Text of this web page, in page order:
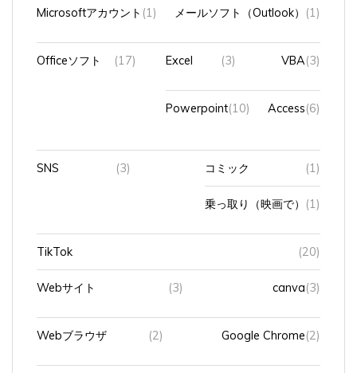
Microsoftアカウント (1) メールソフト（Outlook） (1)
Officeソフト (17) Excel (3) VBA(3)
Powerpoint(10) Access(6)
SNS (3) コミック (1)
乗っ取り（映画で） (1)
TikTok (20)
Webサイト (3) canva(3)
Webブラウザ (2) Google Chrome(2)